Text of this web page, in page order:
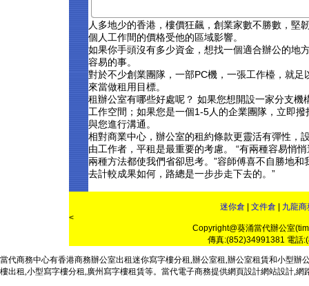
人多地少的香港，樓價狂飆，創業家數不勝數，堅
個人工作間的價格受他的區域影響。
如果你手頭沒有多少資金，想找一個適合辦公的地
容易的事。
對於不少創業團隊，一部PC機，一張工作檯，就
來當做租用目標。
租辦公室有哪些好處呢？ 如果您想開設一家分支
工作空間；如果您是一個1-5人的企業團隊，立即
與您進行溝通。
相對商業中心，辦公室的租約條款更靈活有彈性，
由工作者，平租是最重要的考慮。 “有兩種容易悄
兩種方法都使我們省卻思考。”容師傅喜不自勝地
去計較成果如何，路總是一步步走下去的。”
迷你倉 文件倉
九龍
<
Copyright@葵涌當代辦公室
傳真:(852)34991381 電話
當代商務中心有香港商務辦公室出租迷你寫字樓分租,辦公室租,辦公室租賃和小型辦
樓出租,小型寫字樓分租,廣州寫字樓租賃等。 當代電子商務提供網頁設計網站設計,網